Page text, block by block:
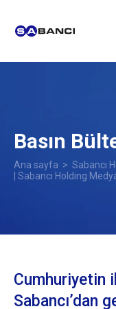
Basın
Ana sayfa > Sabancı
| Sabancı Holding
Cumhuriyetin
Sabancı’dan